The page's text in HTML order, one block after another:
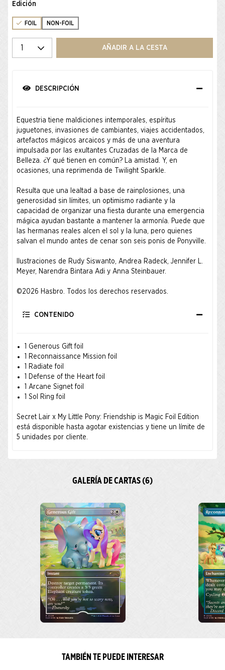
Edición
FOIL NON-FOIL
Seleccione una cantidad
AÑADIR A LA CESTA
DESCRIPCIÓN
Equestria tiene maldiciones intemporales, espíritus
juguetones, invasiones de cambiantes, viajes accidentados,
artefactos mágicos arcaicos y más de una aventura
impulsada por las exultantes Cruzadas de la Marca de
Belleza. ¿Y qué tienen en común? La amistad. Y, en
ocasiones, una reprimenda de Twilight Sparkle.
Resulta que una lealtad a base de rainplosiones, una
generosidad sin límites, un optimismo radiante y la
capacidad de organizar una fiesta durante una emergencia
mágica ayudan bastante a mantener la armonía. Puede que
las hermanas reales alcen el sol y la luna, pero quienes
salvan el mundo antes de cenar son seis ponis de Ponyville.
Ilustraciones de Rudy Siswanto, Andrea Radeck, Jennifer L.
Meyer, Narendra Bintara Adi y Anna Steinbauer.
©2026 Hasbro. Todos los derechos reservados.
CONTENIDO
1 Generous Gift foil
1 Reconnaissance Mission foil
1 Radiate foil
1 Defense of the Heart foil
1 Arcane Signet foil
1 Sol Ring foil
Secret Lair x My Little Pony: Friendship is Magic Foil Edition
está disponible hasta agotar existencias y tiene un límite de
5 unidades por cliente.
GALERÍA DE CARTAS (6)
TAMBIÉN TE PUEDE INTERESAR